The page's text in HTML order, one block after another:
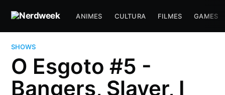
ANIMES CULTURA FILMES GAMES
SHOWS
O Esgoto #5 -
Bangers, Slayer, I